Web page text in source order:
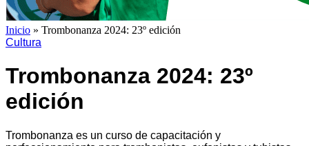
Inicio » Trombonanza 2024: 23º edición
Cultura
Trombonanza 2024: 23º
edición
Trombonanza es un curso de capacitación y